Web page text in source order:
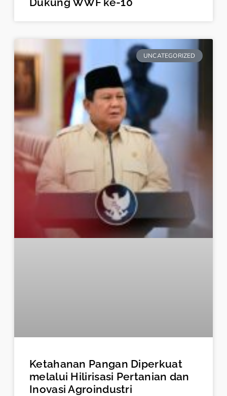
UNCATEGORIZED
Ketahanan Pangan Diperkuat
melalui Hilirisasi Pertanian dan
Inovasi Agroindustri